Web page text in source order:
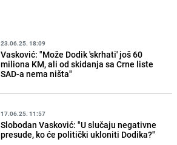
23.06.25. 18:09
Vasković: "Može Dodik 'skrhati' još 60
miliona KM, ali od skidanja sa Crne liste
SAD-a nema ništa"
17.06.25. 11:57
Slobodan Vasković: "U slučaju negativne
presude, ko će politički ukloniti Dodika?"